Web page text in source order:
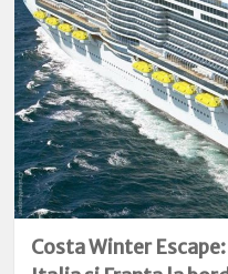
Costa Winter